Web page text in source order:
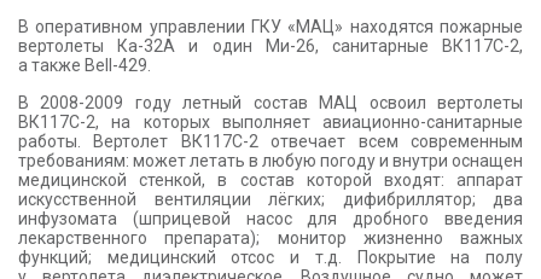
В оперативном управлении ГКУ «МАЦ» находятся пожарные
вертолеты Ка-32А и один Ми-26, санитарные ВК117С-2,
а также Bell-429.
В 2008-2009 году летный состав МАЦ освоил вертолеты
ВК117С-2, на которых выполняет авиационно-санитарные
работы. Вертолет ВК117С-2 отвечает всем современным
требованиям: может летать в любую погоду и внутри оснащен
медицинской стенкой, в состав которой входят: аппарат
искусственной вентиляции лёгких; дифибриллятор; два
инфузомата (шприцевой насос для дробного введения
лекарственного препарата); монитор жизненно важных
функций; медицинский отсос и т.д. Покрытие на полу